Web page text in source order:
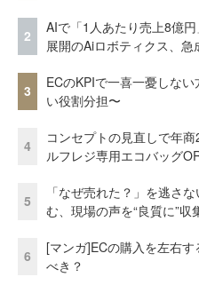
2
AIで「1人あたり売上8億
展開のAiロボティクス、急
3
ECのKPIで一喜一憂しな
い役割分担〜
4
コンセプトの見直しで年
ルフレジ専用エコバッグ
5
「なぜ売れた？」を逃さ
む、現場の声を“良質に”収
6
[マンガ]ECの購入を左右
べき？